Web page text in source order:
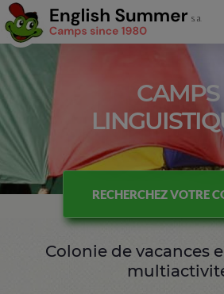
CAMPS
RECHERCHEZ VOTRE
Colonie de vacances